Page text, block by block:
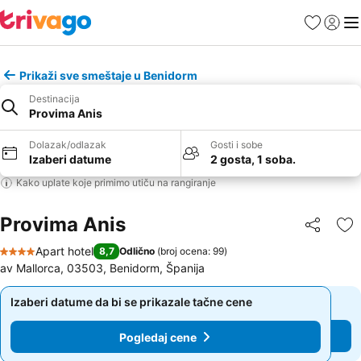
FavoritiPrijavi
Prikaži sve smeštaje u Benidorm
Destinacija
Provima Anis
Dolazak/odlazak
Izaberi datume
Gosti i sobe
2 gosta, 1 soba.
Kako uplate koje primimo utiču na rangiranje
Provima Anis Deli
4 Zvezdice
Apart hotel 8,7 Odlično (broj ocena: 99)
av Mallorca, 03503, Benidorm, Španija
Izaberi datume da bi se prikazale tačne cene
Pogledaj cene
Izaberi datume da bi se prikazale tačne cene
Pogledaj cene